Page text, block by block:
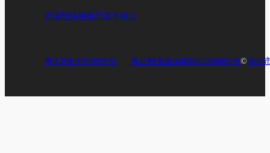
元道经纬相机元道车辆云
粤ICP备19156039号 粤公网安备44030602004602号©深圳